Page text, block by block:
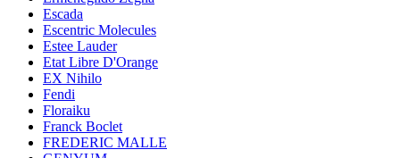
Escada
Escentric Molecules
Estee Lauder
Etat Libre D'Orange
EX Nihilo
Fendi
Floraiku
Franck Boclet
FREDERIC MALLE